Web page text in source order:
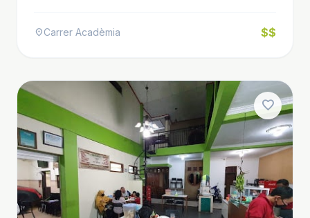
location_onCarrer Acadèmia $$
favorite